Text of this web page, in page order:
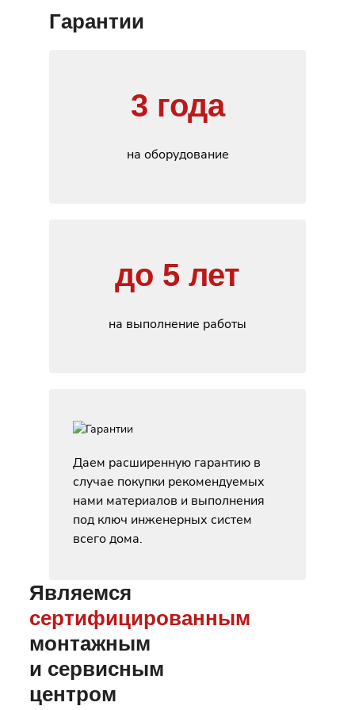
Гарантии
3 года
на оборудование
до 5 лет
на выполнение работы
Даем расширенную гарантию в
случае покупки рекомендуемых
нами материалов и выполнения
под ключ инженерных систем
всего дома.
Являемся
сертифицированным
монтажным
и сервисным
центром